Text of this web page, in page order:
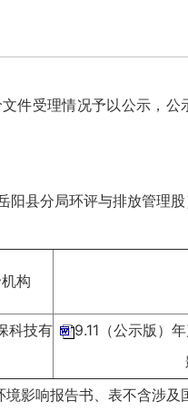
受理情况予以公示，公
县分局环评与排放管理股
构
科技有
9.11（公示版）
响报告书、表不含涉及